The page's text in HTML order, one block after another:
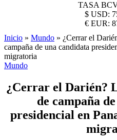
TASA
$ USD:
€ EUR:
Inicio » Mundo » ¿Cerrar el
campaña de una candidata
migratoria
Mundo
¿Cerrar el Darién?
de campaña
presidencial en